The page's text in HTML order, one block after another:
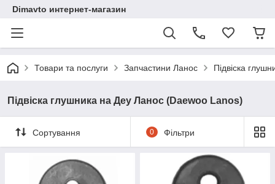
Dimavto интернет-магазин
Товари та послуги Запчастини Ланос Підвіска
Підвіска глушника на Деу Ланос (Daewoo Lanos)
Сортування 0 Фільтри